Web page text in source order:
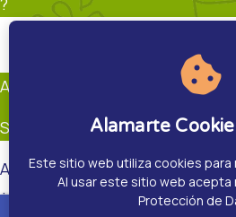
Andrés Restrepo
Soporte
Andrés Restrepo
¿Hay algo en que pueda
Alamarte
Este sitio web utiliza cookies para
Al usar este sitio web acepta
Protección de